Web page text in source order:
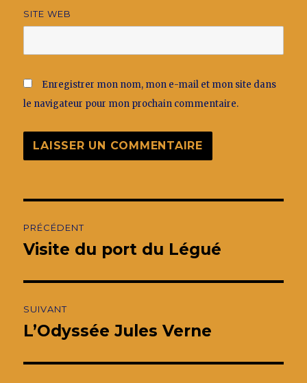
SITE WEB
Enregistrer mon nom, mon e-mail et mon site dans
le navigateur pour mon prochain commentaire.
de
PRÉCÉDENT
Publication
Visite du port du Légué
SUIVANT
Publication
L’Odyssée Jules Verne